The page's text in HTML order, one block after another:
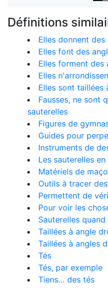
Définitions
Elles donnent
Elles font des
Elles forment des
Elles
Elles sont taillées
Fausses, ne sont
sauterelles
Figures de
Guides pour
Instruments de
Les sauterelles
Matériels de
Outils à tracer
Permettent de
Pour voir les
Sauterelles
Taillées à angle
Taillées à angles
Tés
Tés, par exemple
Tiens… des tés